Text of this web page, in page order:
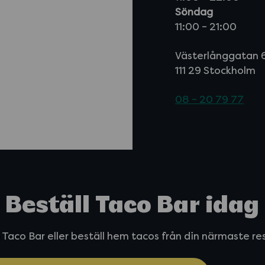
Söndag
11:00 – 21:00
Västerlånggatan
111 29 Stockholm
08 – 20 79 77
Beställ Taco Bar idag
Bar eller beställ hem tacos från din närmaste